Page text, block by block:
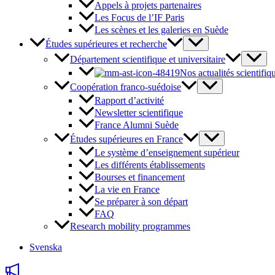
Appels à projets partenaires
Les Focus de l’IF Paris
Les scènes et les galeries en Suède
Études supérieures et recherche
Département scientifique et universitaire
Nos actualités
Coopération franco-suédoise
Rapport d’activité
Newsletter scientifique
France Alumni Suède
Études supérieures en France
Le système d’enseignement supérieur
Les différents établissements
Bourses et financement
La vie en France
Se préparer à son départ
FAQ
Research mobility programmes
Svenska